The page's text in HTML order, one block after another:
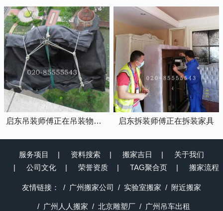
启东吊装师傅正在吊装物品上楼 启东拆装师傅正在拆装家具
服务项目 资料搜索 搬家吉日
关于我们
公司文化
荣誉资质 TAG聚合页 搬家流程
友情链接： 广州搬家公司 实验室搬家 附近搬家
广州人人搬家 北京雕塑厂 广州吊车出租